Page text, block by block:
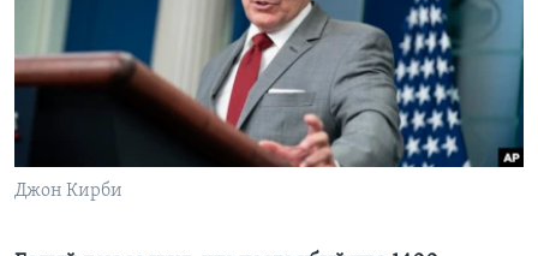
Learning English
СОЦИАЛЬНЫЕ СЕТИ
Джон Кирби